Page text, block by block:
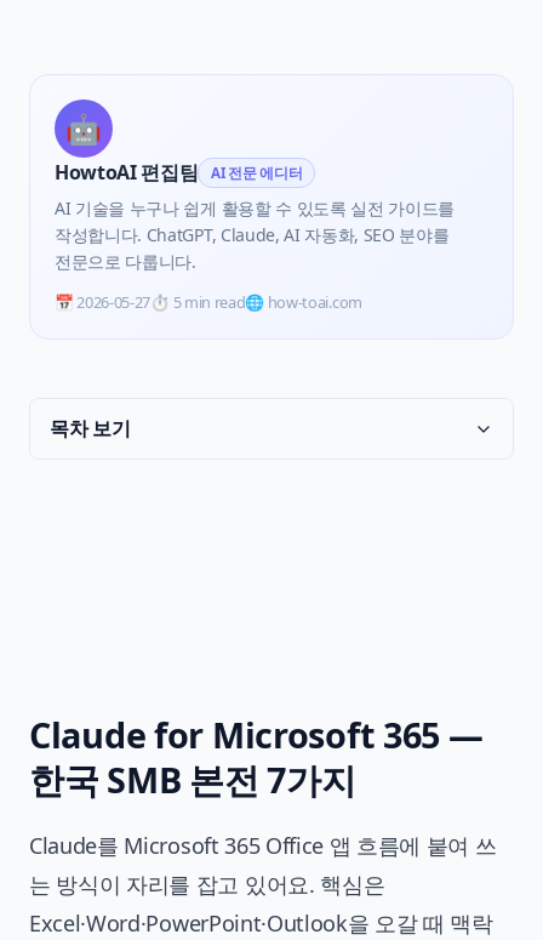
🤖
HowtoAI 편집팀 AI 전문 에디터
AI 기술을 누구나 쉽게 활용할 수 있도록 실전 가이드를
작성합니다. ChatGPT, Claude, AI 자동화, SEO 분야를
전문으로 다룹니다.
📅2026-05-27⏱️ 5 min read🌐 how-toai.com
목차 보기
Claude for Microsoft 365 —
한국 SMB 본전 7가지
Claude를 Microsoft 365 Office 앱 흐름에 붙여 쓰
는 방식이 자리를 잡고 있어요. 핵심은
Excel·Word·PowerPoint·Outlook을 오갈 때 맥락